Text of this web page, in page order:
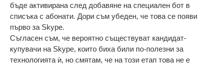
бъде активирана след добавяне на специален бот в
списъка с абонати. Дори съм убеден, че това се появи
първо за Skype.
Съгласен съм, че вероятно съществуват кандидат-
купувачи на Skype, които биха били по-полезни за
технологията ѝ, но смятам, че на този етап това не е